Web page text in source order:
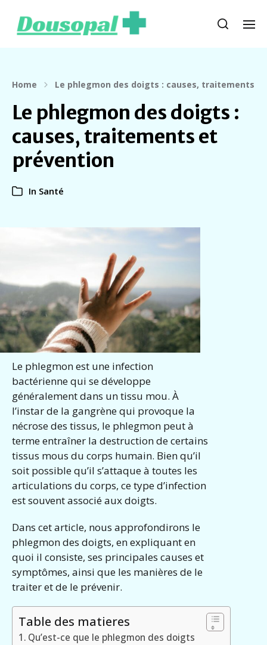
Home Le phlegmon des doigts : causes, traitements
Le phlegmon des doigts :
causes, traitements et
prévention
In Santé
Le phlegmon est une infection
bactérienne qui se développe
généralement dans un tissu mou. À
l’instar de la gangrène qui provoque la
nécrose des tissus, le phlegmon peut à
terme entraîner la destruction de certains
tissus mous du corps humain. Bien qu’il
soit possible qu’il s’attaque à toutes les
articulations du corps, ce type d’infection
est souvent associé aux doigts.
Dans cet article, nous approfondirons le
phlegmon des doigts, en expliquant en
quoi il consiste, ses principales causes et
symptômes, ainsi que les manières de le
traiter et de le prévenir.
Table des matieres
Qu’est-ce que le phlegmon des doigts